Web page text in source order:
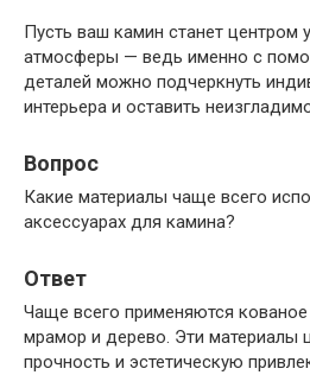
Пусть ваш камин станет центром
атмосферы — ведь именно с
деталей можно подчеркнуть
интерьера и оставить
Вопрос
Какие материалы чаще всего
аксессуарах для камина?
Ответ
Чаще всего применяются
мрамор и дерево. Эти материалы
прочность и эстетическую